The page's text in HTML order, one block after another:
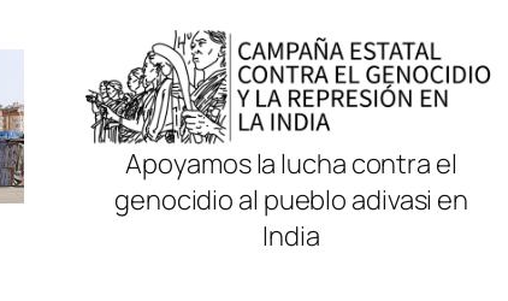
Apoyamos la lucha contra el
genocidio al pueblo adivasi en
India